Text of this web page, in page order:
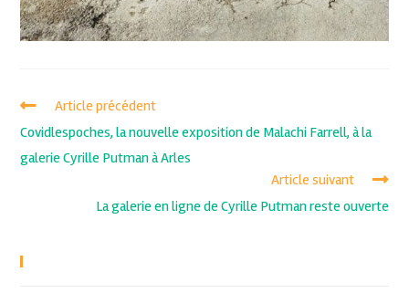
Article précédent
Covidlespoches, la nouvelle exposition de Malachi Farrell, à la
galerie Cyrille Putman à Arles
Article suivant
La galerie en ligne de Cyrille Putman reste ouverte